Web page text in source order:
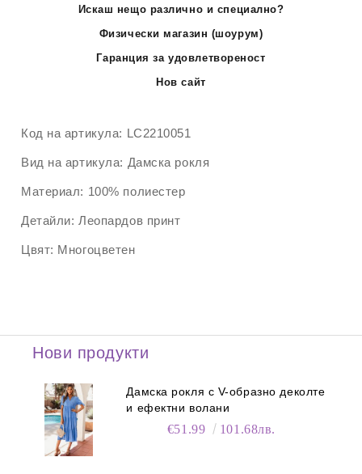
Искаш нещо различно и специално?
Физически магазин (шоурум)
Гаранция за удовлетвореност
Нов сайт
Код на артикула: LC2210051
Вид на артикула: Дамска рокля
Материал: 100% полиестер
Детайли: Леопардов принт
Цвят: Многоцветен
Нови продукти
Дамска рокля с V-образно деколте
и ефектни волани
€51.99 101.68лв.